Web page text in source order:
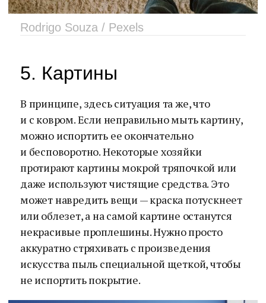
Rodrigo Souza / Pexels
5. Картины
В принципе, здесь ситуация та же, что
и с ковром. Если неправильно мыть картину,
можно испортить ее окончательно
и бесповоротно. Некоторые хозяйки
протирают картины мокрой тряпочкой или
даже используют чистящие средства. Это
может навредить вещи — краска потускнеет
или облезет, а на самой картине останутся
некрасивые проплешины. Нужно просто
аккуратно стряхивать с произведения
искусства пыль специальной щеткой, чтобы
не испортить покрытие.